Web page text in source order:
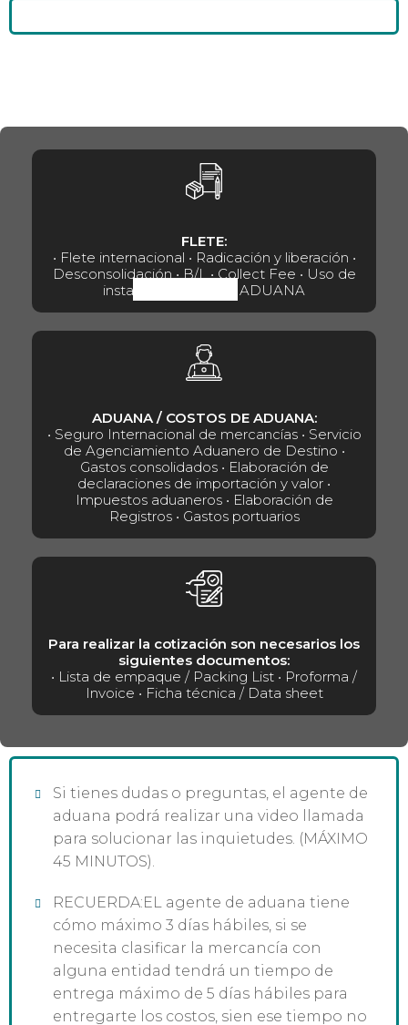
FLETE:
• Flete internacional • Radicación y liberación •
Desconsolidación • B/L • Collect Fee • Uso de
instalación • Manejo ADUANA
ADUANA / COSTOS DE ADUANA:
• Seguro Internacional de mercancías • Servicio
de Agenciamiento Aduanero de Destino •
Gastos consolidados • Elaboración de
declaraciones de importación y valor •
Impuestos aduaneros • Elaboración de
Registros • Gastos portuarios
Para realizar la cotización son necesarios los
siguientes documentos:
• Lista de empaque / Packing List • Proforma /
Invoice • Ficha técnica / Data sheet
Si tienes dudas o preguntas, el agente de
aduana podrá realizar una video llamada
para solucionar las inquietudes. (MÁXIMO
45 MINUTOS).
RECUERDA:EL agente de aduana tiene
cómo máximo 3 días hábiles, si se
necesita clasificar la mercancía con
alguna entidad tendrá un tiempo de
entrega máximo de 5 días hábiles para
entregarte los costos, sien ese tiempo no